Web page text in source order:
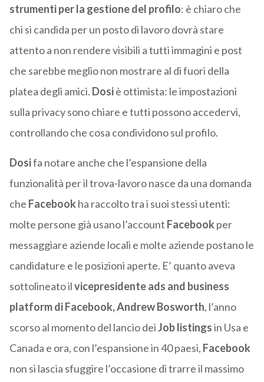
strumenti per la gestione del profilo: è chiaro che
chi si candida per un posto di lavoro dovrà stare
attento a non rendere visibili a tutti immagini e post
che sarebbe meglio non mostrare al di fuori della
platea degli amici. Dosiè ottimista: le impostazioni
sulla privacy sono chiare e tutti possono accedervi,
controllando che cosa condividono sul profilo.
Dosifa notare anche che l’espansione della
funzionalità per il trova-lavoro nasce da una domanda
che Facebookha raccolto tra i suoi stessi utenti:
molte persone già usano l’account Facebookper
messaggiare aziende locali e molte aziende postano le
candidature e le posizioni aperte. E’ quanto aveva
sottolineato ilvicepresidente ads and business
platform di Facebook, Andrew Bosworth, l’anno
scorso al momento del lancio deiJob listingsin Usa e
Canada e ora, con l’espansione in 40 paesi, Facebook
non si lascia sfuggire l’occasione di trarre il massimo